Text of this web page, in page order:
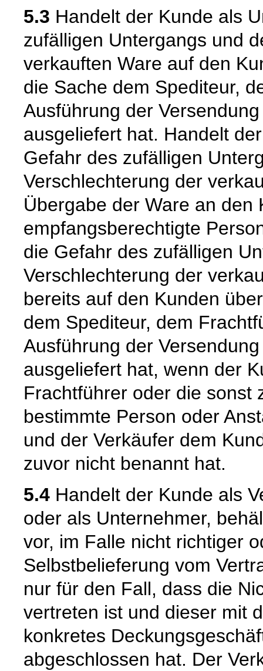
5.3 Handelt der Kunde als
zufälligen Untergangs und
verkauften Ware auf den
die Sache dem Spediteur,
Ausführung der
ausgeliefert hat. Handelt
Gefahr des zufälligen
Verschlechterung der
Übergabe der Ware an den
empfangsberechtigte
die Gefahr des zufälligen
Verschlechterung der
bereits auf den Kunden
dem Spediteur, dem
Ausführung der
ausgeliefert hat, wenn der
Frachtführer oder die sonst
bestimmte Person oder
und der Verkäufer dem
zuvor nicht benannt hat.
5.4 Handelt der Kunde als
oder als Unternehmer,
vor, im Falle nicht richtiger
Selbstbelieferung vom
nur für den Fall, dass die
vertreten ist und dieser mit
konkretes
abgeschlossen hat. Der